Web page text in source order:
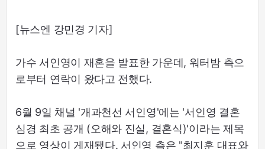
[뉴스엔 강민경 기자]
가수 서인영이 재혼을 발표한 가운데, 워터밤 측으
로부터 연락이 왔다고 전했다.
6월 9일 채널 '개과천선 서인영'에는 '서인영 결혼
심경 최초 공개 (오해와 진실, 결혼식)'이라는 제목
으로 영상이 게재됐다. 서인영 측은 "최지훈 대표와